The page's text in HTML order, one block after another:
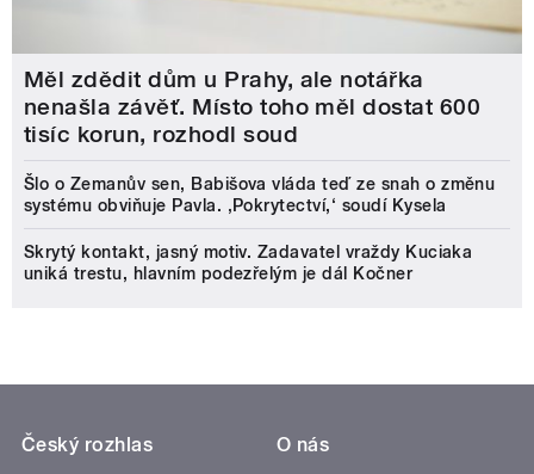
Měl zdědit dům u Prahy, ale notářka
nenašla závěť. Místo toho měl dostat 600
tisíc korun, rozhodl soud
Šlo o Zemanův sen, Babišova vláda teď ze snah o změnu
systému obviňuje Pavla. ‚Pokrytectví,‘ soudí Kysela
Skrytý kontakt, jasný motiv. Zadavatel vraždy Kuciaka
uniká trestu, hlavním podezřelým je dál Kočner
Český rozhlas
O nás